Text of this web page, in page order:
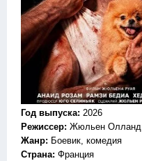
Год выпуска: 2026
Режиссер: Жюльен Олланд
Жанр: Боевик, комедия
Страна: Франция